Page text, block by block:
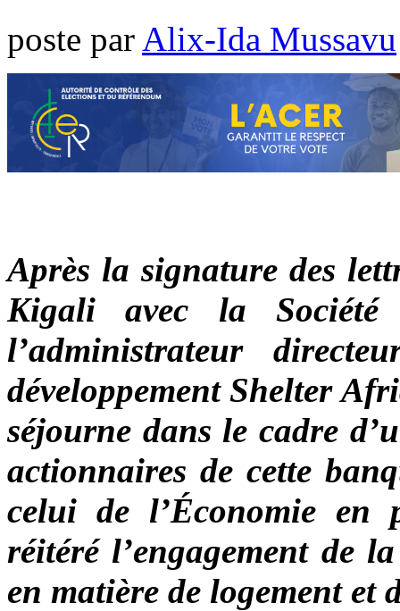
poste par Alix-Ida Mussavu
Après la signature des
Kigali avec la Société
l’administrateur
développement Shelter
séjourne dans le cadre
actionnaires de cette
celui de l’Économie
réitéré l’engagement de
en matière de logement et